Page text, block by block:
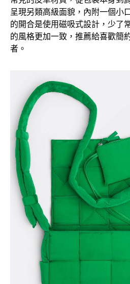
呈現另類高級面貌，內附一個小
的開合是使用磁吸式設計，少了
的風格更加一致，推薦給喜歡簡
者。